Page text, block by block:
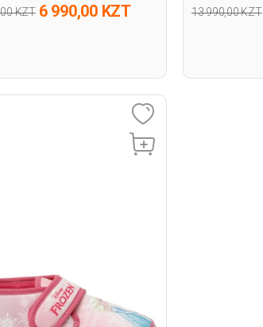
KZT 6 990,00 KZT 13 990,00 KZT